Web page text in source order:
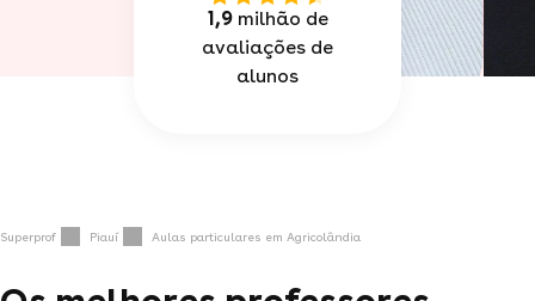
1,9milhão de
avaliações de
alunos
Superprof Piauí Aulas particulares em Agricolândia